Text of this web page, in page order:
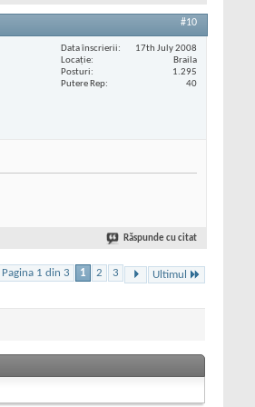
#10
Data înscrierii
17th July 2008
Locaţie
Braila
Posturi
1.295
Putere Rep
40
Răspunde cu citat
Pagina 1 din 3 1 2 3 Ultimul